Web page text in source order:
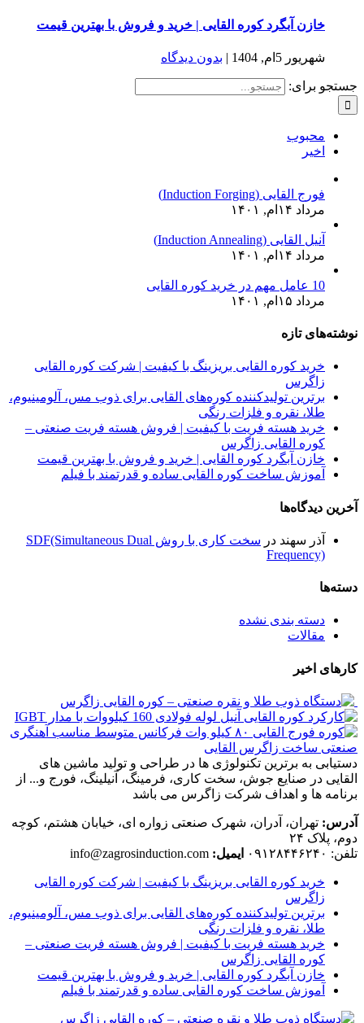
خازن آبگرد کوره القایی | خرید و فروش با بهترین قیمت
شهریور 5ام, 1404 | بدون دیدگاه
جستجو برای:
محبوب
اخیر
فورج القایی (Induction Forging)
مرداد ۱۴ام, ۱۴۰۱
آنیل القایی (Induction Annealing)
مرداد ۱۴ام, ۱۴۰۱
10 عامل مهم در خرید کوره القایی
مرداد ۱۵ام, ۱۴۰۱
نوشته‌های تازه
خرید کوره القایی بریزینگ با کیفیت | شرکت کوره القایی
زاگرس
برترین تولیدکننده کوره‌های القایی برای ذوب مس، آلومینیوم،
طلا، نقره و فلزات رنگی
خرید هسته فریت با کیفیت | فروش هسته فریت صنعتی –
کوره القایی زاگرس
خازن آبگرد کوره القایی | خرید و فروش با بهترین قیمت
آموزش ساخت کوره القایی ساده و قدرتمند با فیلم
آخرین دیدگاه‌ها
آذر سهند در
سخت کاری با روش SDF(Simultaneous Dual
Frequency)
دسته‌ها
دسته بندی نشده
مقالات
کارهای اخیر
دستیابی به برترین تکنولوژی ها در طراحی و تولید ماشین های
القایی در صنایع جوش، سخت کاری، فرمینگ، آنیلینگ، فورج و... از
برنامه ها و اهداف شرکت زاگرس می باشد
آدرس: تهران، آدران، شهرک صنعتی زواره ای، خیابان هشتم، کوچه
دوم، پلاک ۲۴
تلفن: ۰۹۱۲۸۴۴۶۲۴۰
ایمیل:
خرید کوره القایی بریزینگ با کیفیت | شرکت کوره القایی
زاگرس
برترین تولیدکننده کوره‌های القایی برای ذوب مس، آلومینیوم،
طلا، نقره و فلزات رنگی
خرید هسته فریت با کیفیت | فروش هسته فریت صنعتی –
کوره القایی زاگرس
خازن آبگرد کوره القایی | خرید و فروش با بهترین قیمت
آموزش ساخت کوره القایی ساده و قدرتمند با فیلم